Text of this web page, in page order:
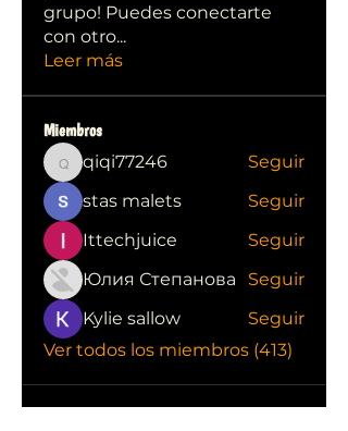
grupo! Puedes conectarte
con otro...
Leer más
Miembros
qiqi77246
qiqi77246
Seguir
stas malets
Seguir
Ittechjuice
Seguir
Юлия Степанова
Seguir
Kylie sallow
Seguir
Ver todos los miembros (413)